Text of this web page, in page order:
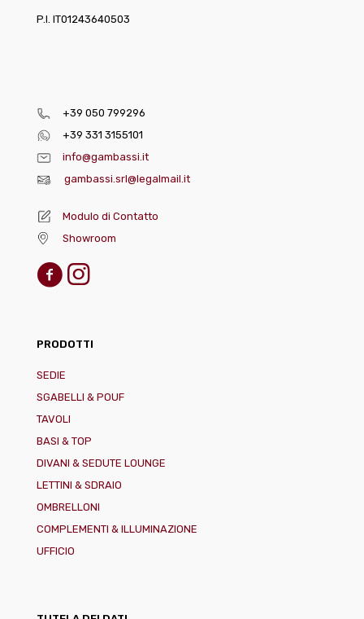
P.I. IT01243640503
+39 050 799296
+39 331 3155101
info@gambassi.it
gambassi.srl@legalmail.it
Modulo di Contatto
Showroom
PRODOTTI
SEDIE
SGABELLI & POUF
TAVOLI
BASI & TOP
DIVANI & SEDUTE LOUNGE
LETTINI & SDRAIO
OMBRELLONI
COMPLEMENTI & ILLUMINAZIONE
UFFICIO